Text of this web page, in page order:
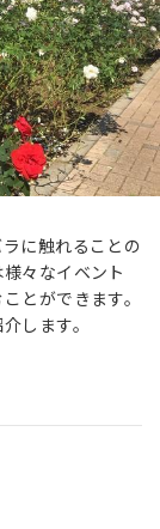
に触れることの
々なイベント
とができます。
します。